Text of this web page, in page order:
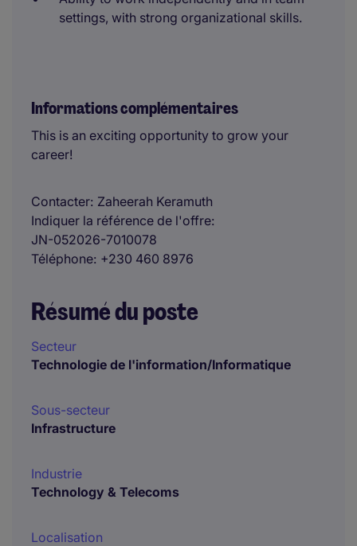
settings, with strong organizational skills.
Informations complémentaires
This is an exciting opportunity to grow your
career!
Contacter Zaheerah Keramuth
Indiquer la référence de l'offre
JN-052026-7010078
Téléphone +230 460 8976
Résumé du poste
Secteur
Technologie de l'information/Informatique
Sous-secteur
Infrastructure
Industrie
Technology & Telecoms
Localisation